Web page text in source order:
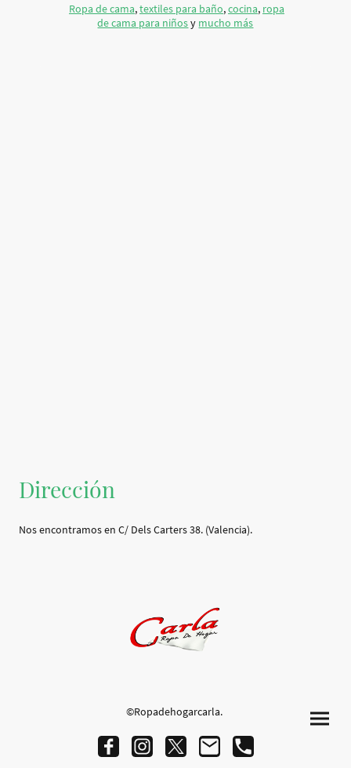
Ropa de cama,textiles para baño,cocina, ropa
de cama para niñosy mucho más
Dirección
Nos encontramos en C/ Dels Carters 38. (Valencia).
©Ropadehogarcarla.